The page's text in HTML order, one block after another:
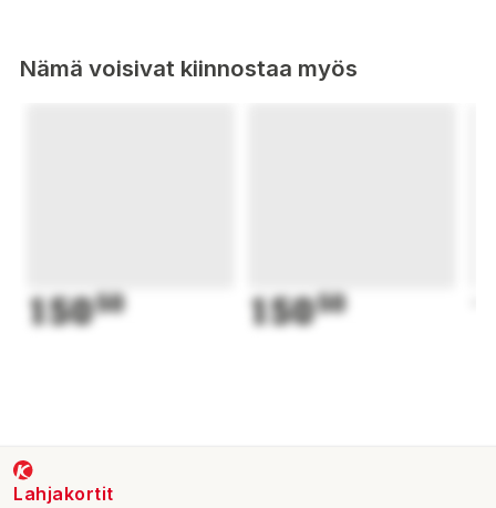
Nämä voisivat kiinnostaa myös
15050 15050
Lahjakortit